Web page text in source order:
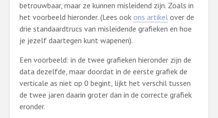
betrouwbaar, maar ze kunnen misleidend zijn. Zoals in
het voorbeeld hieronder. (Lees ook ons artikel over de
drie standaardtrucs van misleidende grafieken en hoe
je jezelf daartegen kunt wapenen).
Een voorbeeld: in de twee grafieken hieronder zijn de
data dezelfde, maar doordat in de eerste grafiek de
verticale as niet op 0 begint, lijkt het verschil tussen
de twee jaren daarin groter dan in de correcte grafiek
eronder.